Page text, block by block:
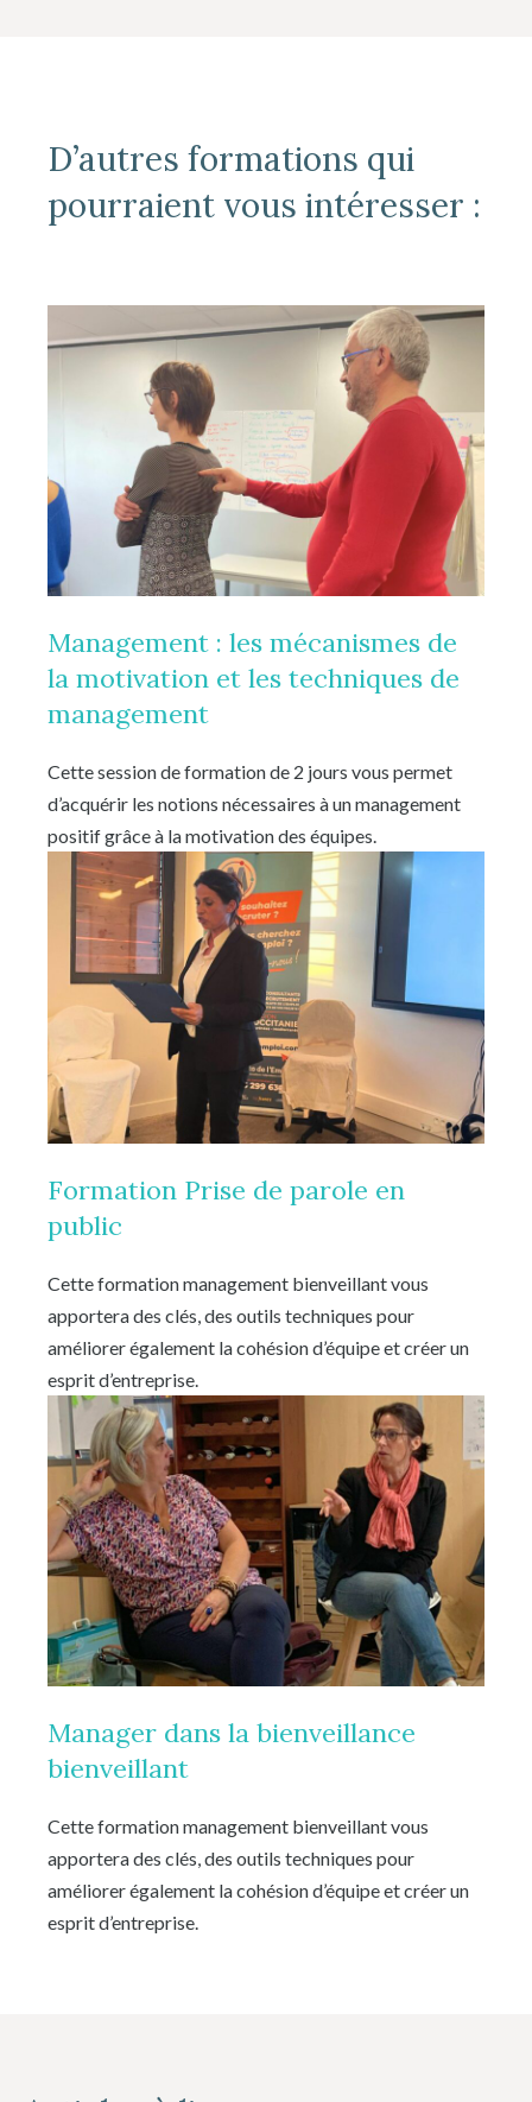
D’autres formations qui
pourraient vous intéresser :
Management : les mécanismes de
la motivation et les techniques de
management
Cette session de formation de 2 jours vous permet
d’acquérir les notions nécessaires à un management
positif grâce à la motivation des équipes.
Formation Prise de parole en
public
Cette formation management bienveillant vous
apportera des clés, des outils techniques pour
améliorer également la cohésion d’équipe et créer un
esprit d’entreprise.
Manager dans la bienveillance
bienveillant
Cette formation management bienveillant vous
apportera des clés, des outils techniques pour
améliorer également la cohésion d’équipe et créer un
esprit d’entreprise.